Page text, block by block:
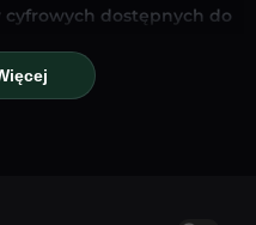
dostępnych do
obiecujących
tokenów – znajdziesz